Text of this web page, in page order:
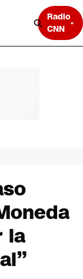
Radio
CNN
la